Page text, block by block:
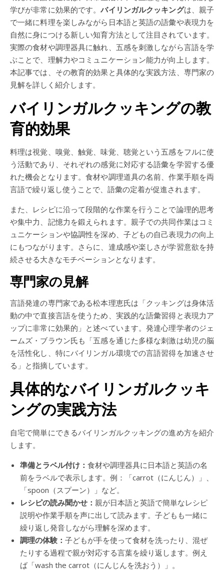
学びが非常に効果的です。バイリンガルクッキングは、親子
で一緒に料理を楽しみながら日本語と英語の語彙や表現力を
自然に身につける新しい知育方法として注目されています。
実際の食材や調理器具に触れ、五感を刺激しながら言語を学
ぶことで、理解力やコミュニケーション能力が向上します。
本記事では、その教育的効果と具体的な実践方法、専門家の
見解を詳しく紹介します。
バイリンガルクッキングの教
育的効果
料理は視覚、嗅覚、触覚、味覚、聴覚という五感をフルに使
う活動であり、それぞれの感覚に対応する語彙を学習する優
れた機会となります。食材や調理道具の名前、作業手順を両
言語で繰り返し使うことで、語彙の定着が促進されます。
また、レシピに沿って段階的な作業を行うことで論理的思考
や集中力、記憶力を鍛えられます。親子での共同作業はコミ
ュニケーションや協調性を深め、子どもの自己表現力の向上
にもつながります。さらに、達成感や楽しさが学習意欲を持
続させる大きなモチベーションとなります。
専門家の見解
言語発達の専門家である松本理恵氏は「クッキングは身体活
動の中で直接言語を使うため、実践的な語彙習得と表現力ア
ップに非常に効果的」と述べています。発達心理学者のジェ
ームズ・ブラウン氏も「五感を通じた多様な刺激は幼児の脳
を活性化し、特にバイリンガル環境での言語習得を加速させ
る」と指摘しています。
具体的なバイリンガルクッキ
ングの実践方法
自宅で簡単にできるバイリンガルクッキングの進め方を紹介
します。
準備とラベル付け： 食材や調理器具に日本語と英語の名
前をラベルで表示します。例：「carrot（にんじん）」、
「spoon（スプーン）」など。
レシピの読み聞かせ： 親が日本語と英語で簡単なレシピ
説明や作業手順を声に出して読みます。子どもも一緒に
繰り返し発音しながら理解を深めます。
調理の体験： 子どもが手を使って食材を洗ったり、混ぜ
たりする過程で親が対応する言葉を繰り返します。例え
ば「wash the carrot（にんじんを洗おう）」。